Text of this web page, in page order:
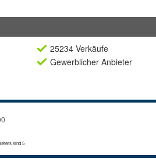
25234 Verkäufe
Gewerblicher Anbieter